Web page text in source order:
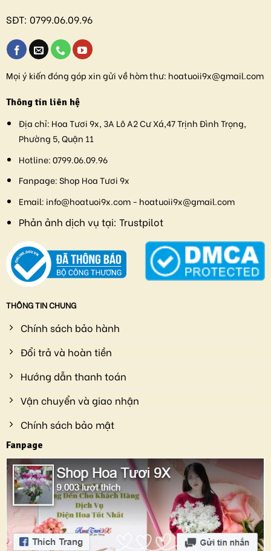
SĐT: 0799.06.09.96
Mọi ý kiến đóng góp xin gửi về hòm thư: hoatuoii9x@gmail.com
Thông tin liên hệ
Địa chỉ: Hoa Tươi 9x, 3A Lô A2 Cư Xá,47 Trịnh Đình Trọng,
Phường 5, Quận 11
Hotline:0799.06.09.96
Fanpage:Shop Hoa Tươi 9x
Email: info@hoatuoi9x.com - hoatuoii9x@gmail.com
Phản ảnh dịch vụ tại: Trustpilot
THÔNG TIN CHUNG
Chính sách bảo hành
Đổi trả và hoàn tiền
Hướng dẫn thanh toán
Vận chuyển và giao nhận
Chính sách bảo mật
Fanpage